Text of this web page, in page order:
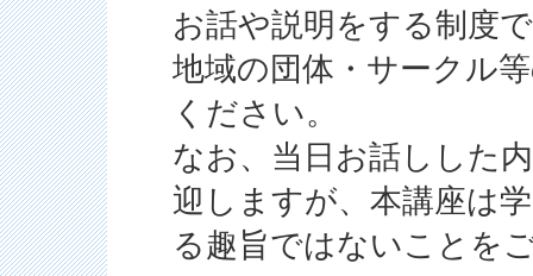
お話や説明をする制度
地域の団体・サークル
ください。
なお、当日お話しした
迎しますが、本講座は
る趣旨ではないことを